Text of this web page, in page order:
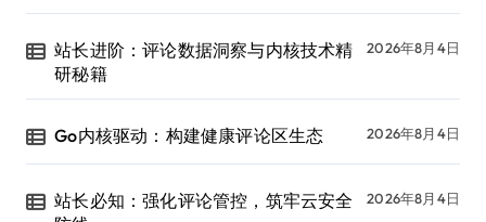
站长进阶：评论数据洞察与内核技术精
研秘籍
2026年8月4日
Go内核驱动：构建健康评论区生态 2026年8月4日
站长必知：强化评论管控，筑牢云安全
2026年8月4日